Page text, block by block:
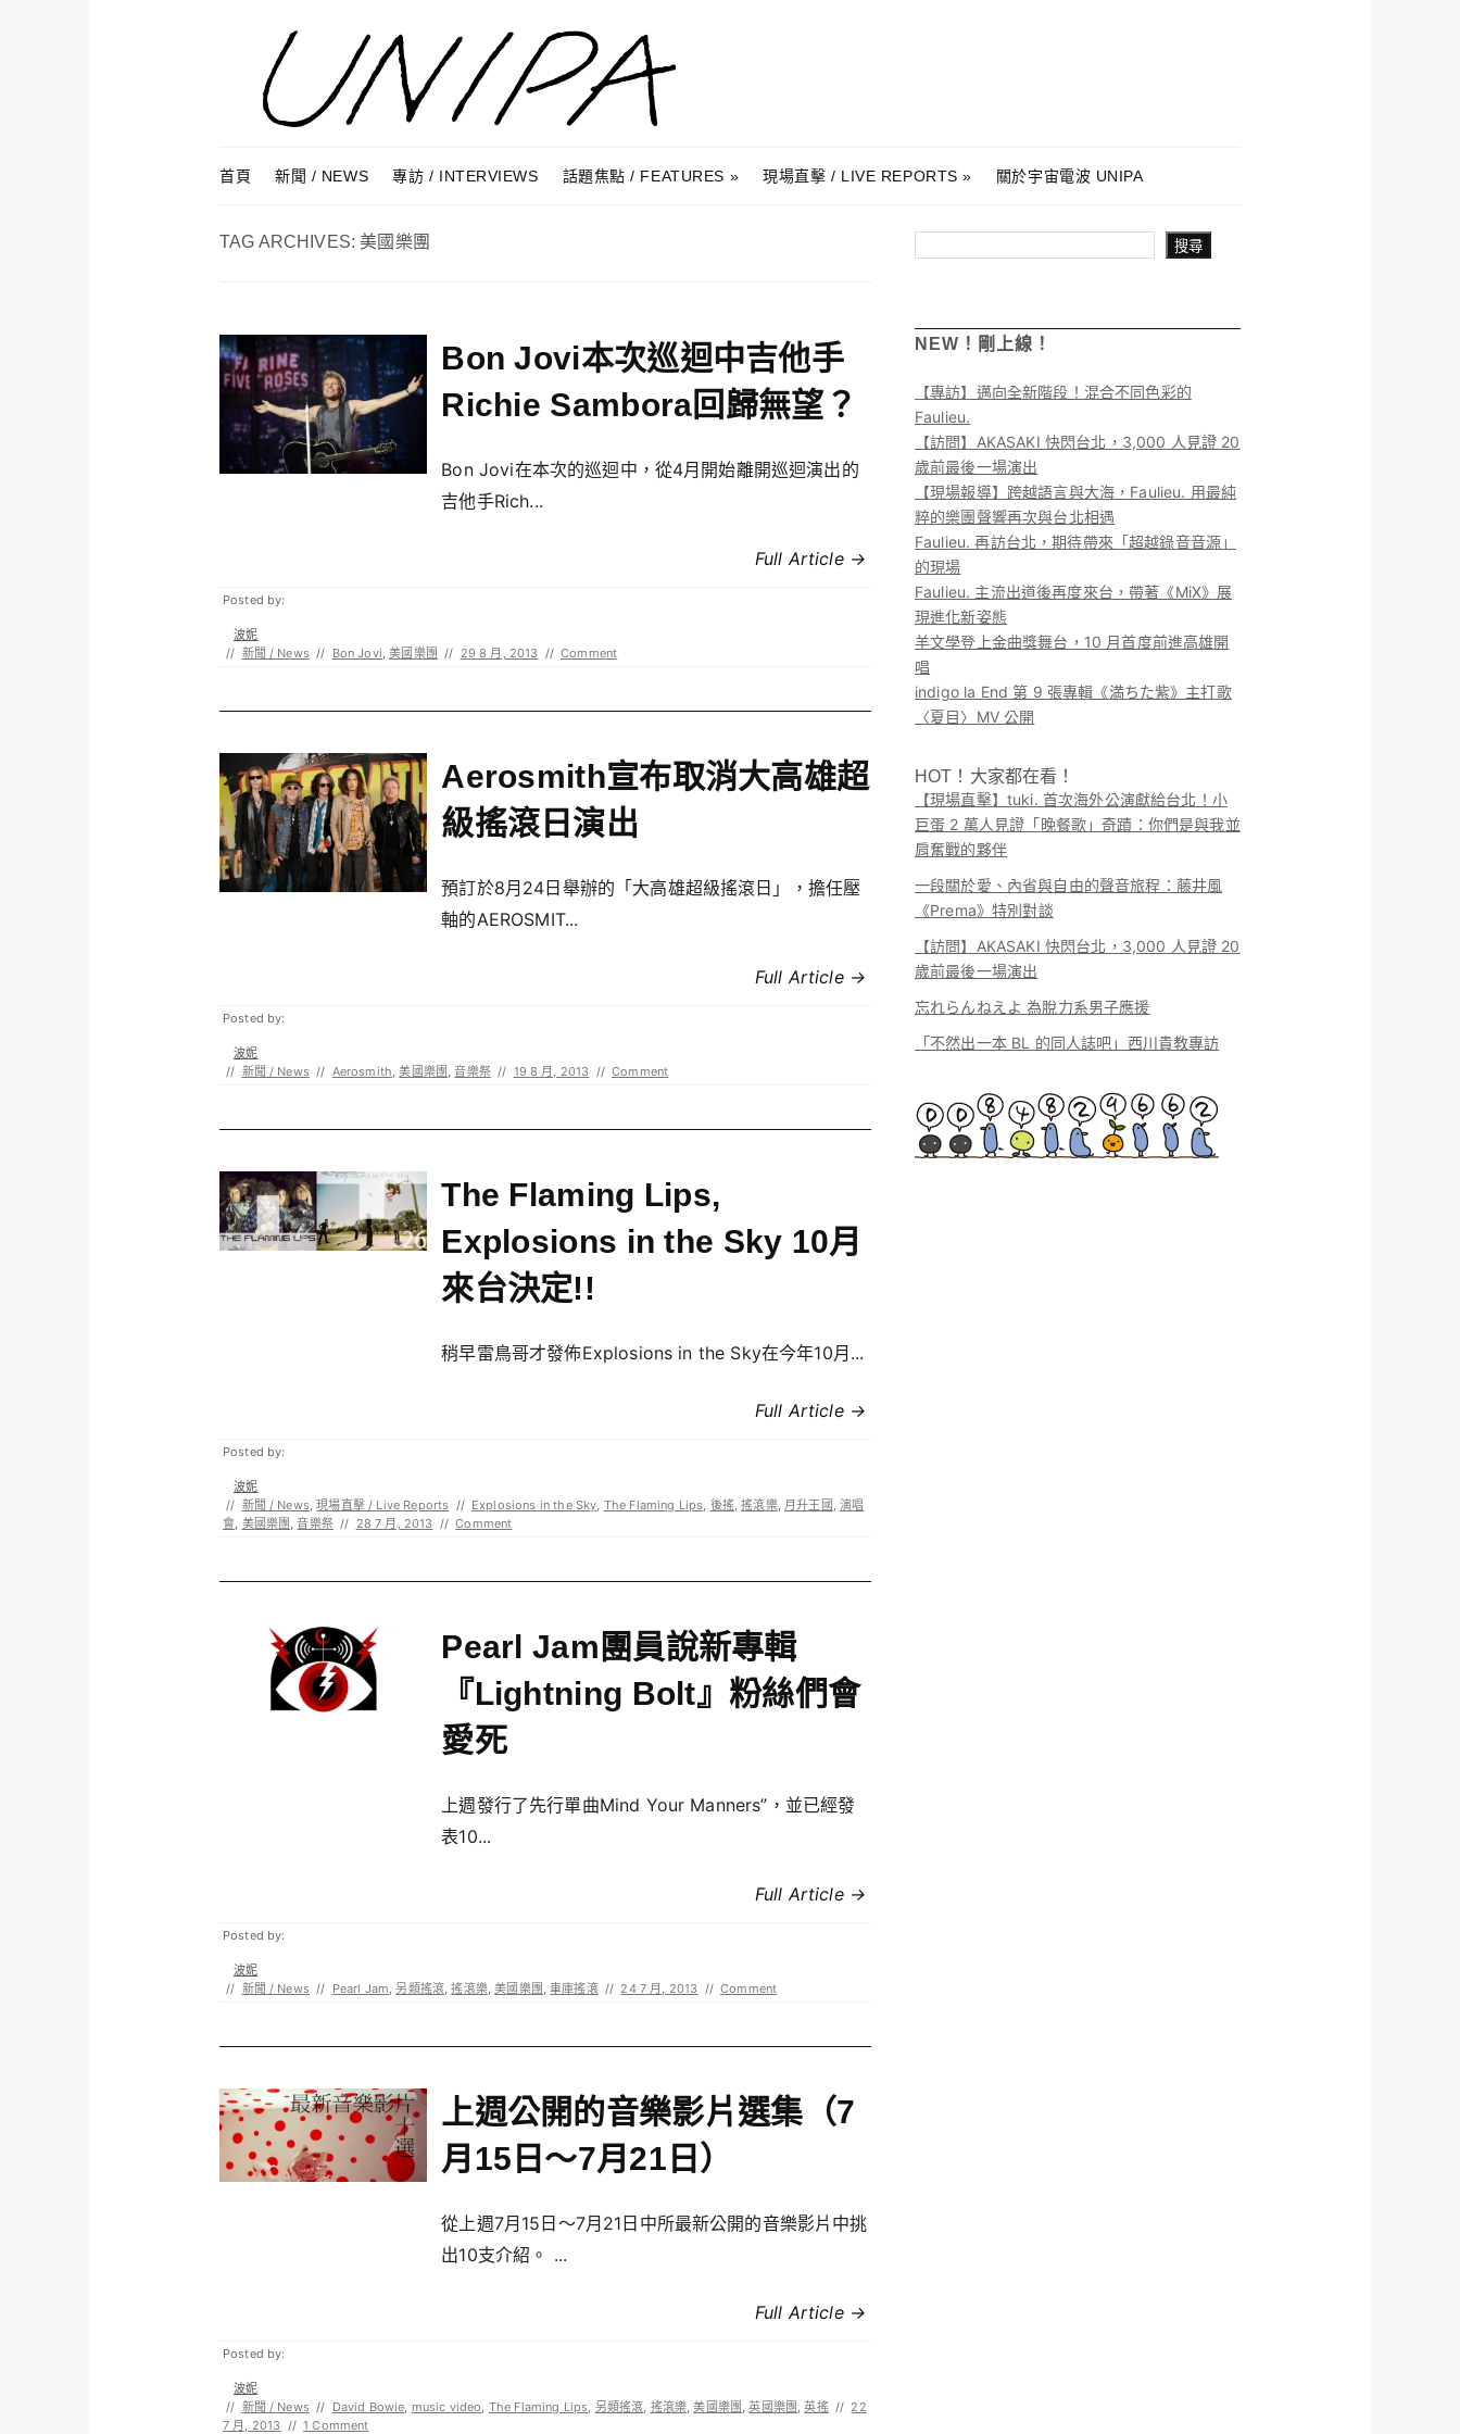
Menu
首頁
新聞 / NEWS 專訪 / INTERVIEWS 話題焦點 / FEATURES 現場直擊 / LIVE REPORTS 關於宇宙電波 UNIPA
TAG ARCHIVES: 美國樂團
Bon Jovi本次巡迴中吉他手
Richie Sambora回歸無望？
Bon Jovi在本次的巡迴中，從4月開始離開巡迴演出的
吉他手Rich...
Full Article →
Posted by:
波妮
// 新聞 / News // Bon Jovi,美國樂團 // 29 8 月, 2013 // Comment
Aerosmith宣布取消大高雄超
級搖滾日演出
預訂於8月24日舉辦的「大高雄超級搖滾日」，擔任壓
軸的AEROSMIT...
Full Article →
Posted by:
波妮
// 新聞 / News // Aerosmith,美國樂團 ,音樂祭 // 19 8 月, 2013 // Comment
The Flaming Lips,
Explosions in the Sky 10月
來台決定!!
稍早雷鳥哥才發佈Explosions in the Sky在今年10月...
Full Article →
Posted by:
波妮
// 新聞 / News,現場直擊 / Live Reports // Explosions in the Sky, The Flaming Lips, 後搖,搖滾樂, 月升王國 ,演唱
會, 美國樂團 ,音樂祭 // 28 7 月, 2013 // Comment
Pearl Jam團員說新專輯
『Lightning Bolt』粉絲們會
愛死
上週發行了先行單曲Mind Your Manners”，並已經發
表10...
Full Article →
Posted by:
波妮
// 新聞 / News // Pearl Jam, 另類搖滾,搖滾樂,美國樂團 ,車庫搖滾 // 24 7 月, 2013 // Comment
上週公開的音樂影片選集（7
月15日～7月21日）
從上週7月15日～7月21日中所最新公開的音樂影片中挑
出10支介紹。 ...
Full Article →
Posted by:
波妮
// 新聞 / News // David Bowie, music video, The Flaming Lips, 另類搖滾, 搖滾樂,美國樂團 ,英國樂團 ,英搖 // 22
7 月, 2013 // 1 Comment
搜尋
NEW！剛上線！
【專訪】邁向全新階段！混合不同色彩的
Faulieu.
【訪問】AKASAKI 快閃台北，3,000 人見證 20
歲前最後一場演出
【現場報導】跨越語言與大海，Faulieu. 用最純
粹的樂團聲響再次與台北相遇
Faulieu. 再訪台北，期待帶來「超越錄音音源」
的現場
Faulieu. 主流出道後再度來台，帶著《MiX》展
現進化新姿態
羊文學登上金曲獎舞台，10 月首度前進高雄開
唱
indigo la End 第 9 張專輯《満ちた紫》主打歌
〈夏目〉MV 公開
HOT！大家都在看！
【現場直擊】tuki. 首次海外公演獻給台北！小
巨蛋 2 萬人見證「晚餐歌」奇蹟：你們是與我並
肩奮戰的夥伴
一段關於愛、內省與自由的聲音旅程：藤井風
《Prema》特別對談
【訪問】AKASAKI 快閃台北，3,000 人見證 20
歲前最後一場演出
忘れらんねえよ 為脫力系男子應援
「不然出一本 BL 的同人誌吧」西川貴教專訪